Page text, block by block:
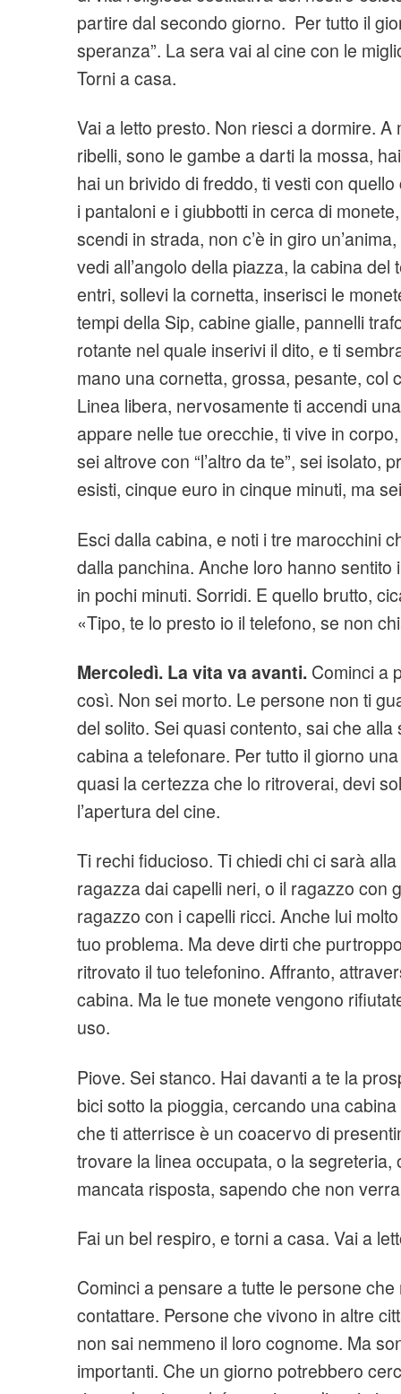
partire dal secondo giorno. Per tutto il
speranza”. La sera vai al cine con le
Torni a casa.
Vai a letto presto. Non riesci a dormire. A
ribelli, sono le gambe a darti la mossa,
hai un brivido di freddo, ti vesti con
i pantaloni e i giubbotti in cerca di
scendi in strada, non c’è in giro
vedi all’angolo della piazza, la cabina del
entri, sollevi la cornetta, inserisci le
tempi della Sip, cabine gialle, pannelli
rotante nel quale inserivi il dito, e ti
mano una cornetta, grossa, pesante,
Linea libera, nervosamente ti accendi
appare nelle tue orecchie, ti vive in
sei altrove con “l’altro da te”, sei isolato,
esisti, cinque euro in cinque minuti, ma
Esci dalla cabina, e noti i tre marocchini
dalla panchina. Anche loro hanno sentito
in pochi minuti. Sorridi. E quello brutto,
«Tipo, te lo presto io il telefono, se non
Mercoledì. La vita va avanti. Cominci a
così. Non sei morto. Le persone non ti
del solito. Sei quasi contento, sai che
cabina a telefonare. Per tutto il giorno
quasi la certezza che lo ritroverai, devi
l’apertura del cine.
Ti rechi fiducioso. Ti chiedi chi ci sarà
ragazza dai capelli neri, o il ragazzo con
ragazzo con i capelli ricci. Anche lui
tuo problema. Ma deve dirti che
ritrovato il tuo telefonino. Affranto,
cabina. Ma le tue monete vengono
uso.
Piove. Sei stanco. Hai davanti a te la
bici sotto la pioggia, cercando una
che ti atterrisce è un coacervo di
trovare la linea occupata, o la segreteria,
mancata risposta, sapendo che non
Fai un bel respiro, e torni a casa. Vai a
Cominci a pensare a tutte le persone
contattare. Persone che vivono in altre
non sai nemmeno il loro cognome. Ma
importanti. Che un giorno potrebbero